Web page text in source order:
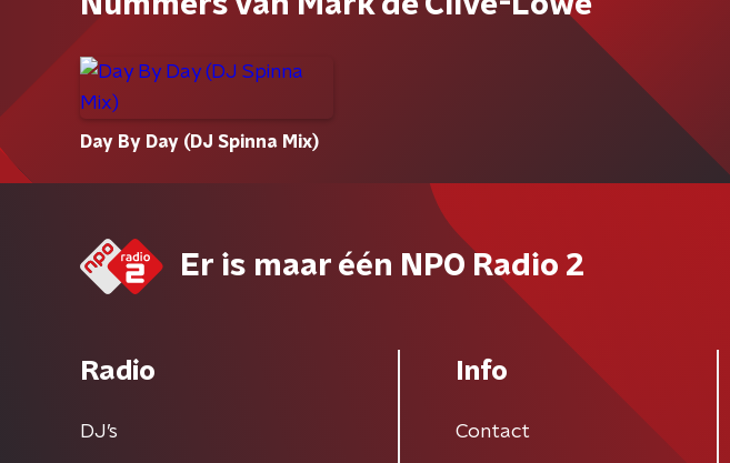
Day By Day (DJ Spinna Mix)
Er is maar één NPO Radio 2
Radio
DJ’s
Info
Contact